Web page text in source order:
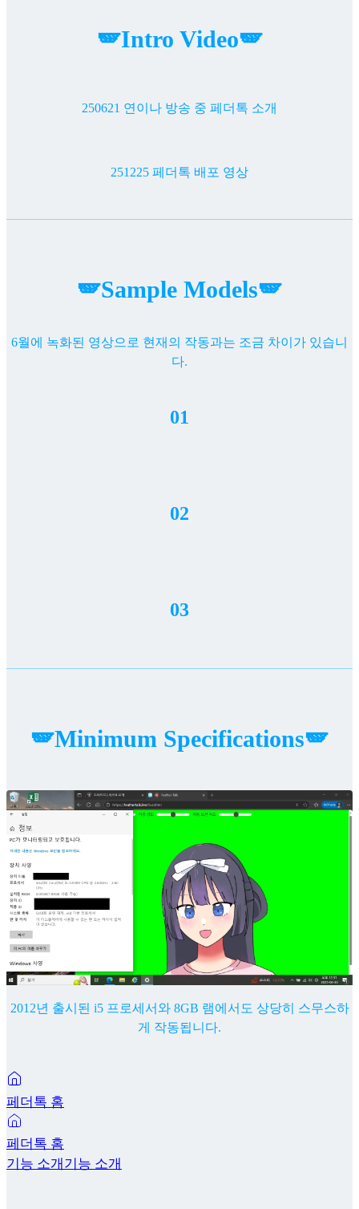
🪽Intro Video🪽
250621 연이나 방송 중 페더톡 소개
251225 페더톡 배포 영상
🪽Sample Models🪽
6월에 녹화된 영상으로 현재의 작동과는 조금 차이가 있습니
다.
01
02
03
🪽Minimum Specifications🪽
2012년 출시된 i5 프로세서와 8GB 램에서도 상당히 스무스하
게 작동됩니다.
페더톡 홈
페더톡 홈
기능 소개 기능 소개